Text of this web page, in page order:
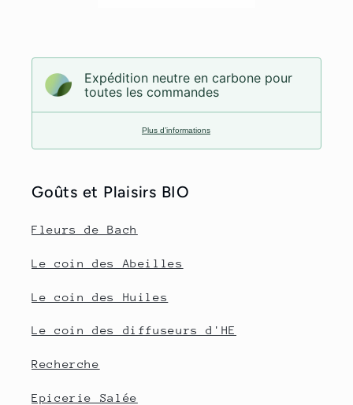
Expédition neutre en carbone pour
toutes les commandes
Plus d’informations
Goûts et Plaisirs BIO
Fleurs de Bach
Le coin des Abeilles
Le coin des Huiles
Le coin des diffuseurs d'HE
Recherche
Epicerie Salée